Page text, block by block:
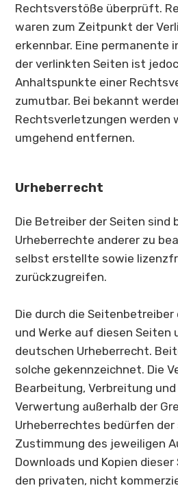
Rechtsverstöße überprüft.
waren zum Zeitpunkt der
erkennbar. Eine permanente
der verlinkten Seiten ist
Anhaltspunkte einer
zumutbar. Bei bekannt
Rechtsverletzungen werden
umgehend entfernen.
Urheberrecht
Die Betreiber der Seiten sind
Urheberrechte anderer zu
selbst erstellte sowie
zurückzugreifen.
Die durch die
und Werke auf diesen Seiten
deutschen Urheberrecht.
solche gekennzeichnet. Die
Bearbeitung, Verbreitung
Verwertung außerhalb der
Urheberrechtes bedürfen
Zustimmung des jeweiligen
Downloads und Kopien
den privaten, nicht